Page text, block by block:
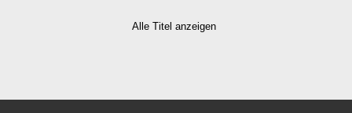
Alle Titel anzeigen